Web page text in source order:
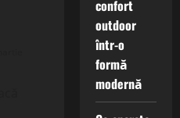
confort
outdoor
într-o
formă
modernă